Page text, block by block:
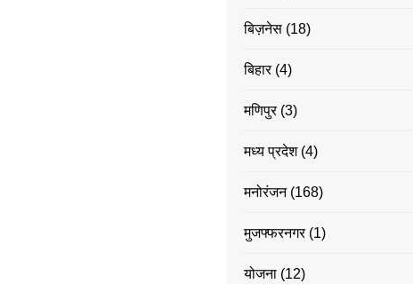
बिज़नेस (18)
बिहार(4)
मणिपुर(3)
मध्य प्रदेश(4)
मनोरंजन(168)
मुजफ्फरनगर(1)
योजना (12)